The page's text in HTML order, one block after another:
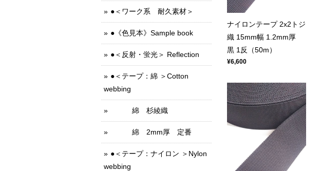
ナイロンテープ 2x2トジ
織 15mm幅 1.2mm厚
黒 1反（50m）
¥6,600
●＜ワーク系 耐久素材＞
●《色見本》Sample book
●＜反射・蛍光＞ Reflection
●＜テープ：綿 ＞Cotton
webbing
綿 杉綾織
綿 2mm厚 定番
●＜テープ：ナイロン ＞Nylon
webbing